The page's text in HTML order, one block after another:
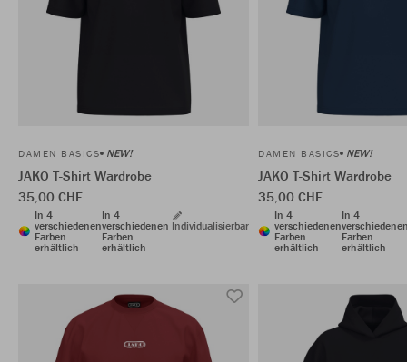
DAMEN BASICS NEW!
JAKO T-Shirt Wardrobe
35,00 CHF
In 4
verschiedenen
Farben
erhältlich
In 4
verschiedenen
Farben
erhältlich
Individualisierbar
DAMEN BASICS NEW!
JAKO T-Shirt Wardrobe
35,00 CHF
In 4
verschiedenen
Farben
erhältlich
In 4
Farben
erhältlich